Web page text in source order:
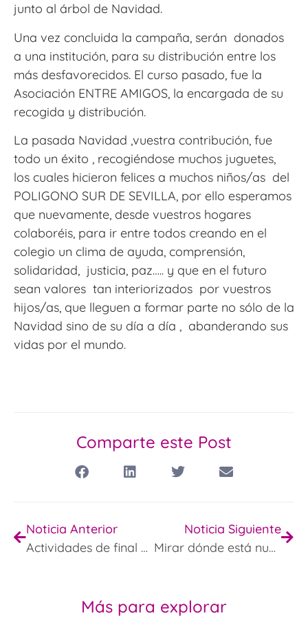
junto al árbol de Navidad.
Una vez concluida la campaña, serán donados
a una institución, para su distribución entre los
más desfavorecidos. El curso pasado, fue la
Asociación ENTRE AMIGOS, la encargada de su
recogida y distribución.
La pasada Navidad ,vuestra contribución, fue
todo un éxito , recogiéndose muchos juguetes,
los cuales hicieron felices a muchos niños/as del
POLIGONO SUR DE SEVILLA, por ello esperamos
que nuevamente, desde vuestros hogares
colaboréis, para ir entre todos creando en el
colegio un clima de ayuda, comprensión,
solidaridad, justicia, paz….. y que en el futuro
sean valores tan interiorizados por vuestros
hijos/as, que lleguen a formar parte no sólo de la
Navidad sino de su día a día , abanderando sus
vidas por el mundo.
Comparte este Post
Noticia Anterior
Actividades de final de Trimestre
Noticia Siguiente
Mirar dónde está nuestro espantapájaros
Más para explorar